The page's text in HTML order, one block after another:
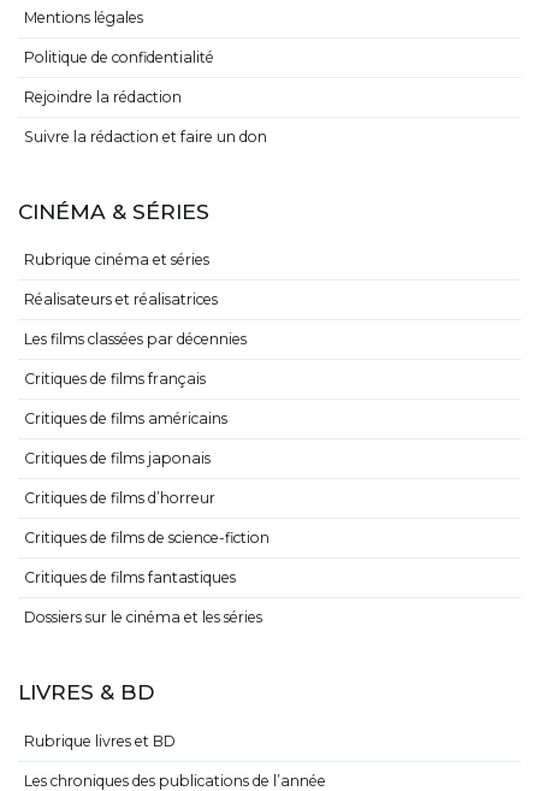
Mentions légales
Politique de confidentialité
Rejoindre la rédaction
Suivre la rédaction et faire un don
CINÉMA & SÉRIES
Rubrique cinéma et séries
Réalisateurs et réalisatrices
Les films classées par décennies
Critiques de films français
Critiques de films américains
Critiques de films japonais
Critiques de films d’horreur
Critiques de films de science-fiction
Critiques de films fantastiques
Dossiers sur le cinéma et les séries
LIVRES & BD
Rubrique livres et BD
Les chroniques des publications de l’année